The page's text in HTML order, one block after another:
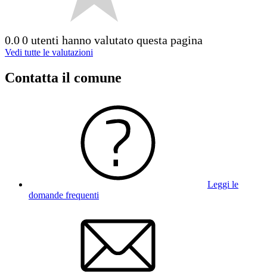
0.00 utenti hanno valutato questa pagina
Vedi tutte le valutazioni
Contatta il comune
Leggi le
domande frequenti